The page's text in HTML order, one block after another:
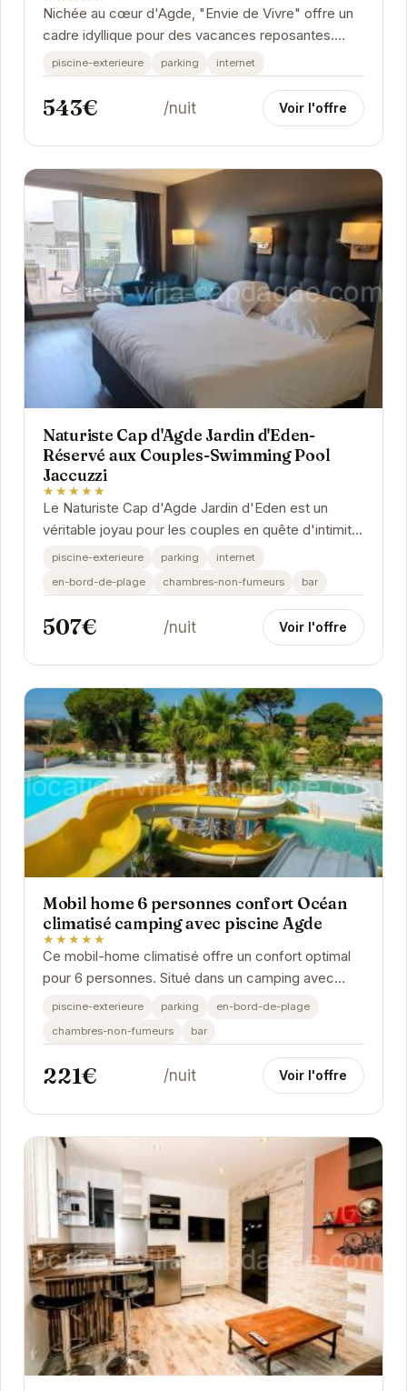
Nichée au cœur d'Agde, "Envie de Vivre" offre un
cadre idyllique pour des vacances reposantes.
Avec sa piscine extérieure, son parking et son...
piscine-exterieure parking internet
543€ /nuit Voir l'offre
Naturiste Cap d'Agde Jardin d'Eden-
Réservé aux Couples-Swimming Pool
Jaccuzzi
★★★★★
Le Naturiste Cap d'Agde Jardin d'Eden est un
véritable joyau pour les couples en quête d'intimité
et de détente. Son emplacement privilégié au...
piscine-exterieure parking
internet
en-bord-de-plage
chambres-non-fumeurs bar
507€ /nuit Voir l'offre
Mobil home 6 personnes confort Océan
climatisé camping avec piscine Agde
★★★★★
Ce mobil-home climatisé offre un confort optimal
pour 6 personnes. Situé dans un camping avec
piscine à Agde, il est idéalement placé pour...
piscine-exterieure parking
en-bord-de-plage
chambres-non-fumeurs
bar
221€ /nuit Voir l'offre